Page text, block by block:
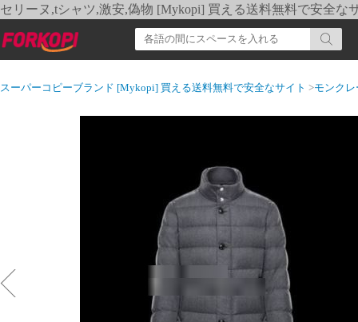
セリーヌ,tシャツ,激安,偽物 [Mykopi] 買える送料無料で安全な
スーパーコピーブランド [Mykopi] 買える送料無料で安全なサイト >モンク